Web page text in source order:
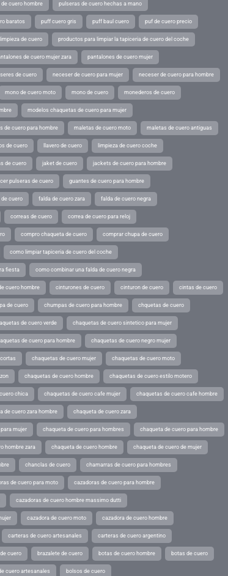
cuero hombre pulseras de cuero hechas a mano
baratos puff cuero gris puff baul cuero puf de cuero precio
de cuero productos para limpiar la tapiceria de cuero del coche
de cuero mujer zara pantalones de cuero mujer
de cuero neceser de cuero para mujer neceser de cuero para hombre
mono de cuero moto mono de cuero monederos de cuero
modelos chaquetas de cuero para mujer
de cuero para hombre maletas de cuero moto maletas de cuero antiguas
de cuero llavero de cuero limpieza de cuero coche
de cuero jaket de cuero jackets de cuero para hombre
pulseras de cuero guantes de cuero para hombre
de cuero falda de cuero zara falda de cuero negra
correas de cuero correa de cuero para reloj
compro chaqueta de cuero comprar chupa de cuero
como limpiar tapiceria de cuero del coche
fiesta como combinar una falda de cuero negra
cuero hombre cinturones de cuero cinturon de cuero cintas de cuero
de cuero chumpas de cuero para hombre chquetas de cuero
de cuero verde chaquetas de cuero sintetico para mujer
de cuero para hombre chaquetas de cuero negro mujer
chaquetas de cuero mujer chaquetas de cuero moto
chaquetas de cuero hombre chaquetas de cuero estilo motero
chica chaquetas de cuero cafe mujer chaquetas de cuero cafe hombre
de cuero zara hombre chaqueta de cuero zara
mujer chaqueta de cuero para hombres chaqueta de cuero para hombre
hombre zara chaqueta de cuero hombre chaqueta de cuero de mujer
chanclas de cuero chamarras de cuero para hombres
de cuero para moto cazadoras de cuero para hombre
cazadoras de cuero hombre massimo dutti
cazadora de cuero moto cazadora de cuero hombre
carteras de cuero artesanales carteras de cuero argentino
cuero brazalete de cuero botas de cuero hombre botas de cuero
cuero artesanales bolsos de cuero